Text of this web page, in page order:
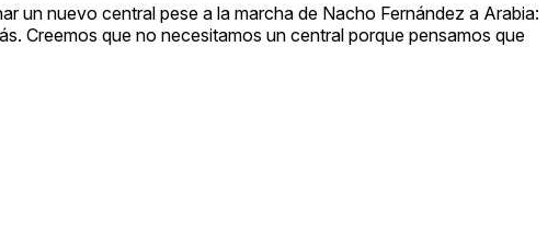
un nuevo central pese a la marcha de Nacho Fernández a Arabia:
Creemos que no necesitamos un central porque pensamos que